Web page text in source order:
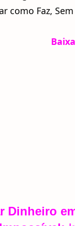
como Faz,
Dinheiro